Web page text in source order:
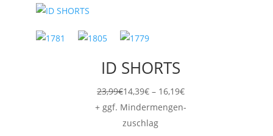
ID SHORTS
23,99€14,39€ – 16,19€Preisspanne:
14,39€
+ ggf. Mindermengen-
zuschlag